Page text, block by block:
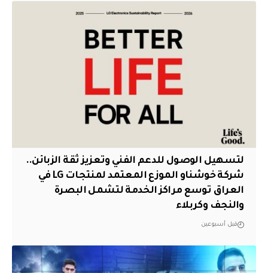
لتسهيل الوصول للدعم الفني وتعزيز ثقة الزبائن..
شركة خوشناو الموزع المعتمد لمنتجات LG في
العراق توسع مراكز الخدمة لتشمل البصرة
والنجف وكربلاء
قبل أسبوعين